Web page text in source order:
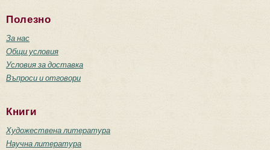
Полезно
За нас
Общи условия
Условия за доставка
Въпроси и отговори
Книги
Художествена литература
Научна литература